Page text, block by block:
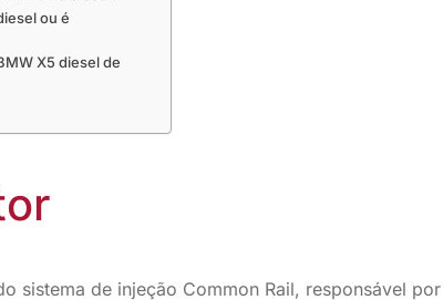
ou é
X5 diesel de
sistema de injeção Common Rail, responsável por